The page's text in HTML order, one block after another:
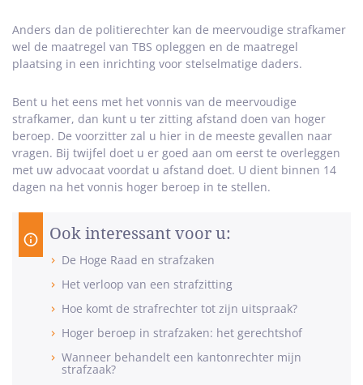
Anders dan de politierechter kan de meervoudige strafkamer
wel de maatregel van TBS opleggen en de maatregel
plaatsing in een inrichting voor stelselmatige daders.
Bent u het eens met het vonnis van de meervoudige
strafkamer, dan kunt u ter zitting afstand doen van hoger
beroep. De voorzitter zal u hier in de meeste gevallen naar
vragen. Bij twijfel doet u er goed aan om eerst te overleggen
met uw advocaat voordat u afstand doet. U dient binnen 14
dagen na het vonnis hoger beroep in te stellen.
Ook interessant voor u:
De Hoge Raad en strafzaken
Het verloop van een strafzitting
Hoe komt de strafrechter tot zijn uitspraak?
Hoger beroep in strafzaken: het gerechtshof
Wanneer behandelt een kantonrechter mijn
strafzaak?